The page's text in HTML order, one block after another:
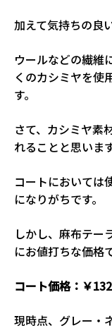
加えて気持ちの良
ウールなどの繊維
くのカシミヤを使
す。
さて、カシミヤ素
れることと思います
コートにおいては
になりがちです。
しかし、麻布テー
にお値打ちな価格
コート価格：￥
現時点、グレー・